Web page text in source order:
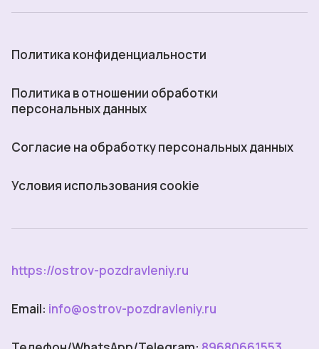
Политика конфиденциальности
Политика в отношении обработки
персональных данных
Согласие на обработку персональных данных
Условия использования cookie
https://ostrov-pozdravleniy.ru
Email: info@ostrov-pozdravleniy.ru